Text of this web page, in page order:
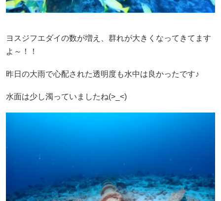
ヨスジフエダイの数が増え、群れが大きくなってきてます
よ～！！
昨日の大雨で心配された透明度も水中は良かったです♪
水面は少し濁っていましたね(>_<)